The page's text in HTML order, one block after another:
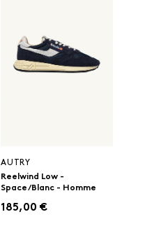
AUTRY
Reelwind Low -
Space/Blanc - Homme
185,00 €